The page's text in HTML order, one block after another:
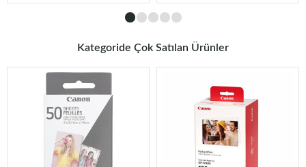
Kategoride Çok Satılan Ürünler